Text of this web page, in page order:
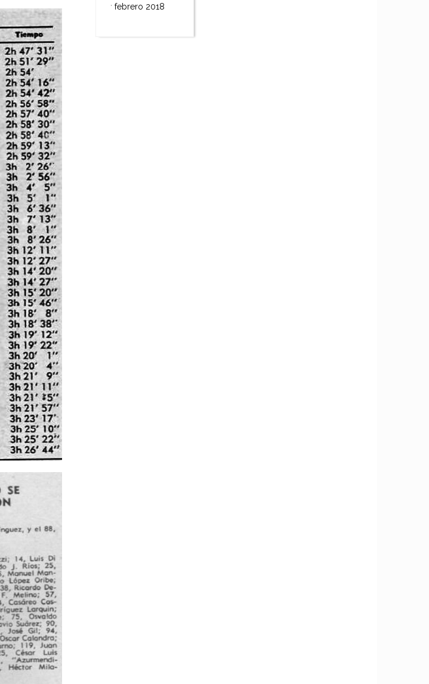
febrero 2018